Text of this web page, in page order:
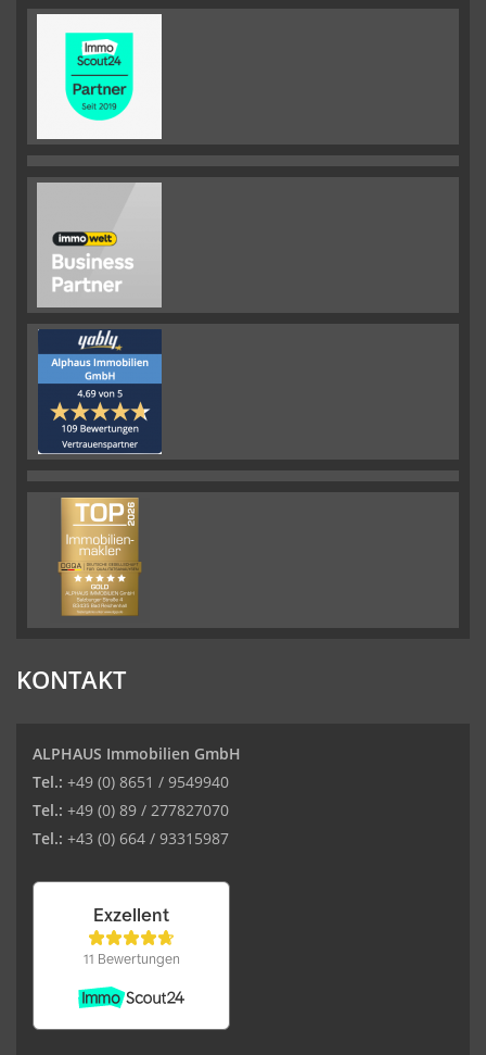
KONTAKT
ALPHAUS Immobilien GmbH
Tel.: +49 (0) 8651 / 9549940
Tel.: +49 (0) 89 / 277827070
Tel.: +43 (0) 664 / 93315987